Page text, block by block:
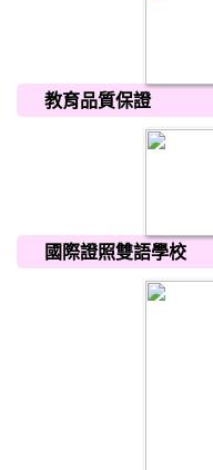
教育品質保證
國際證照雙語學校